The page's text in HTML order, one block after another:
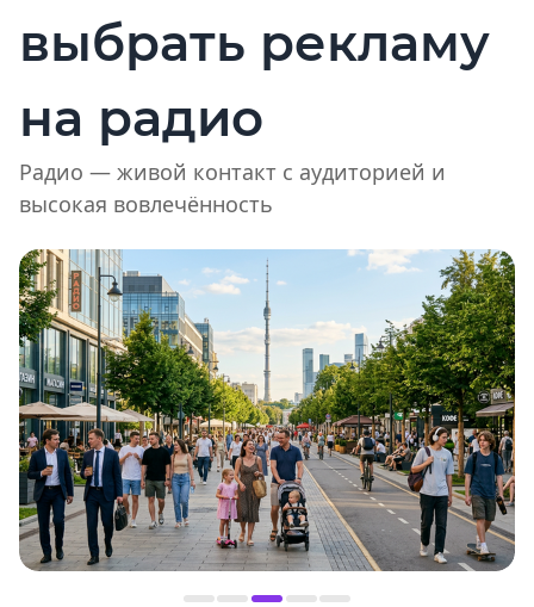
выбрать рекламу
на радио
Радио — живой контакт с аудиторией и
высокая вовлечённость